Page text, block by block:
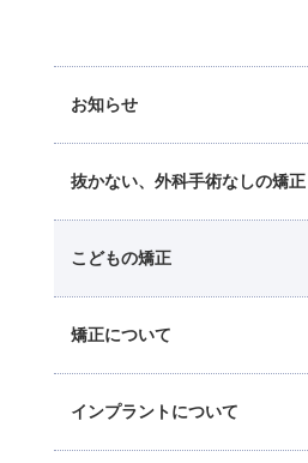
お知らせ
抜かない、外科手術なしの矯正
こどもの矯正
矯正について
インプラントについて